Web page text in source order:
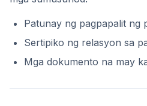
Patunay ng pagpapalit ng
Sertipiko ng relasyon sa
Mga dokumento na may